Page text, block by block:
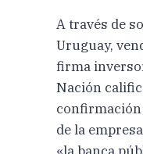
A través de
Uruguay,
firma
Nación
confirmación
de la